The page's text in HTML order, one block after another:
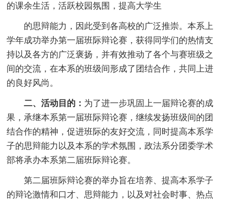
的课余生活，活跃校园氛围，提高大学生
的思辩能力，因此受到各高校的广泛推崇。本系上
学年成功举办第一届班际辩论赛，获得同学们的热情支
持以及各方的广泛褒扬，并有效推动了各个与赛班级之
间的交流，在本系的班级间形成了团结合作，共同上进
的良好风尚。
二、活动目的： 为了进一步巩固上一届辩论赛的成
果，承继本系第一届班际辩论赛，继续发扬班级间的团
结合作的精神，促进班际的友好交流，同时提高本系学
子的思辩能力以及本系的学术氛围，政法系分团委学术
部将承办本系第二届班际辩论赛。
第二届班际辩论赛的举办旨在培养、提高本系学子
的辩论激情和口才、思辩能力，以及对社会时事、热点